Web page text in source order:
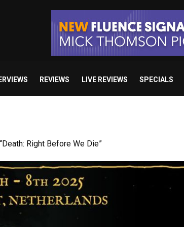
REVIEWS LIVE REVIEWS SPECIALS
studio album set for release in 2027